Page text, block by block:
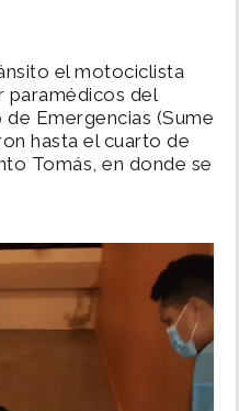
el motociclista
paramédicos del
Emergencias (Sume
hasta el cuarto de
Tomás, en donde se